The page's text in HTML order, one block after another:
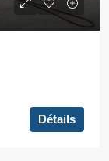
Détails